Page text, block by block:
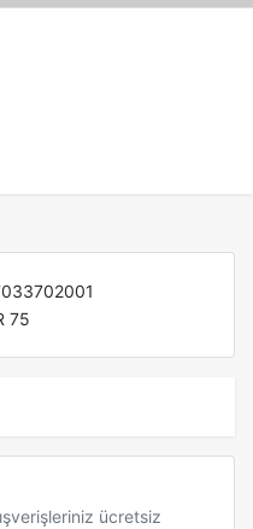
75
ücretsiz